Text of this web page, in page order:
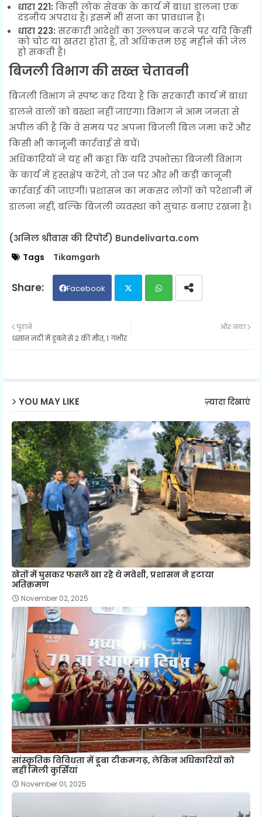
धारा 221: किसी लोक सेवक के कार्य में बाधा डालना एक
दंडनीय अपराध है। इसमें भी सजा का प्रावधान है।
धारा 223: सरकारी आदेशों का उल्लंघन करने पर यदि किसी
को चोट या खतरा होता है, तो अधिकतम छह महीने की जेल
हो सकती है।
बिजली विभाग की सख्त चेतावनी
बिजली विभाग ने स्पष्ट कर दिया है कि सरकारी कार्य में बाधा
डालने वालों को बख्शा नहीं जाएगा। विभाग ने आम जनता से
अपील की है कि वे समय पर अपना बिजली बिल जमा करें और
किसी भी कानूनी कार्रवाई से बचें।
अधिकारियों ने यह भी कहा कि यदि उपभोक्ता बिजली विभाग
के कार्य में हस्तक्षेप करेंगे, तो उन पर और भी कड़ी कानूनी
कार्रवाई की जाएगी। प्रशासन का मकसद लोगों को परेशानी में
डालना नहीं, बल्कि बिजली व्यवस्था को सुचारू बनाए रखना है।
(अनिल श्रीवास की रिपोर्ट) Bundelivarta.com
Tags Tikamgarh
Facebook
ter
और नया
पुराने
धसान नदी में डूबने से 2 की मौत, 1 गंभीर
YOU MAY LIKE ज़्यादा दिखाएं
खेतों में घुसकर फसलें खा रहे थे मवेशी, प्रशासन ने हटाया
अतिक्रमण
November 02, 2025
सांस्कृतिक विविधता में डूबा टीकमगढ़, लेकिन अधिकारियों को
नहीं मिली कुर्सियां
November 01, 2025